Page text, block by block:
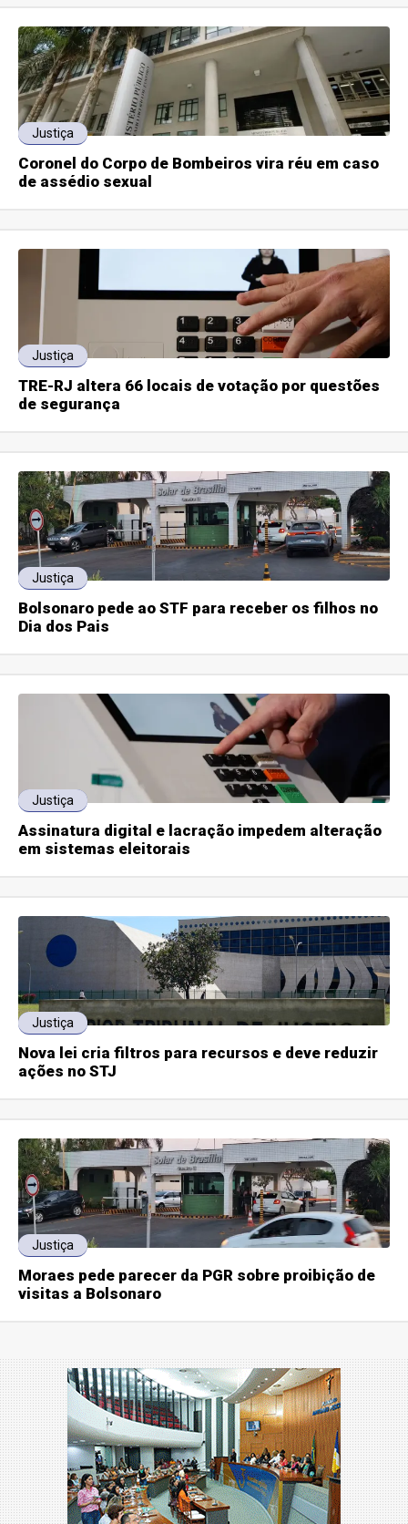
Justiça
Coronel do Corpo de Bombeiros vira réu em caso
de assédio sexual
Justiça
TRE-RJ altera 66 locais de votação por questões
de segurança
Justiça
Bolsonaro pede ao STF para receber os filhos no
Dia dos Pais
Justiça
Assinatura digital e lacração impedem alteração
em sistemas eleitorais
Justiça
Nova lei cria filtros para recursos e deve reduzir
ações no STJ
Justiça
Moraes pede parecer da PGR sobre proibição de
visitas a Bolsonaro